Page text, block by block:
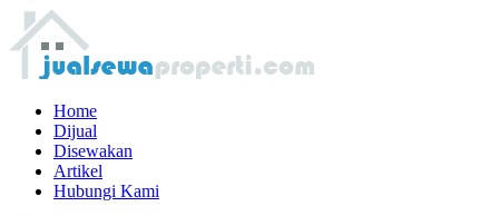
Home
Dijual
Disewakan
Artikel
Hubungi Kami